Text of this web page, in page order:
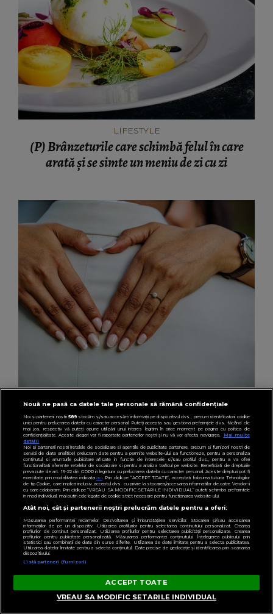
LIFESTYLE
(P) Brânzeturile care schimbă felul în care
arată și se simte un meniu de zi cu zi
(P) Cum alegi inelul de logodnă potrivit când
vrei eleganță fără efort
Nouă ne pasă ca datele tale personale să rămână confidențiale
Noi și partenerii noștri589stocăm și/sau accesăm informații pe dispozitivul dvs., precum identificatorii cookie
unici pentru prelucrarea datelor cu caracter personal. Puteți accepta sau gestiona preferințele dvs. făcând clic
mai jos, respectiv vă puteți opune utilizării unui interes legitim în orice moment pe pagina cu politica de
confidențialitate. Aceste alegeri vor fi raportate partenerilor noștri și nu vă vor afecta navigarea.
Mai multe
detalii
Noi si partenerii nostri (retelele de socializare si agentiile de publicitate partenere, precum si furnizorii nostri de
servicii de date analitice) prelucram date pentru a permite website-ului sa functioneze, pentru a personaliza
continutul si anunturile publicitare afisate in functie de interesele si/sau profilul dvs., pentru a va oferi
functionalitati aferente retelelor de socializare si pentru a analiza traficul pe website. Beneficiati de drepturile
prevazute de art. 15-22 din GDPR in legatura cu prelucrarea datelor cu caracter personal. Aceste drepturi pot fi
exercitate prin modalitatea indicataaici. Prin click pe “ACCEPT TOATE”, acceptati folosirea tuturor Tehnologiilor
de tip Cookie, care implica inclusiv acceptul dvs. cu privire la stocarea/accesarea informatiilor de catre Vendor-ii
cu care colaboram. Prin click pe “VREAU SA MODIFIC SETARILE INDIVIDUAL” puteti schimba preferintele
in mod individual, mai putin cele legate de cookie strict necesare pentru functionarea website-ului.
Atât noi, cât și partenerii noștri prelucrăm datele pentru a oferi:
Măsurarea performanței reclamelor. Dezvoltarea și îmbunătățirea serviciilor. Stocarea și/sau accesarea
informațiilor de pe un dispozitiv. Utilizarea profilurilor pentru selectarea conținutului personalizat. Crearea
profilurilor de conținut personalizat. Utilizarea profilurilor pentru selectarea publicității personalizate. Crearea
profilurilor pentru publicitate personalizată. Măsurarea performanței conținutului. Înțelegerea publicului prin
statistici sau combinații de date din surse diferite. Utilizarea de date limitate pentru a selecta publicitatea.
Utilizarea datelor limitate pentru a selecta conținutul. Date precise de geolocație și identificarea prin scanarea
dispozitivului.
Listă parteneri (furnizori)
ACCEPT TOATE
VREAU SA MODIFIC SETARILE INDIVIDUAL